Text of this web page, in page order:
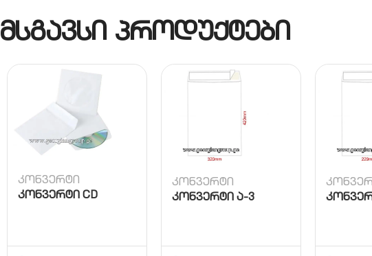
მსგავსი პროდუქტები
კონვერტი
კონვერტი CD
კონვერტი
კონვერტი ა-3